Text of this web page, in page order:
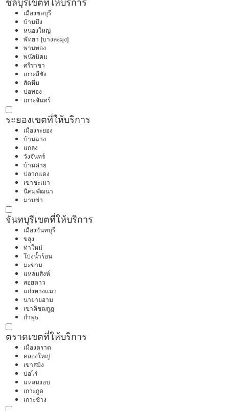
เมืองชลบุรี
บ้านบึง
หนองใหญ่
พัทยา [บางละมุง]
พานทอง
พนัสนิคม
ศรีราชา
เกาะสีชัง
สัตหีบ
บ่อทอง
เกาะจันทร์
ระยองเขตที่ให้บริการ
เมืองระยอง
บ้านฉาง
แกลง
วังจันทร์
บ้านค่าย
ปลวกแดง
เขาชะเมา
นิคมพัฒนา
มาบข่า
จันทบุรีเขตที่ให้บริการ
เมืองจันทบุรี
ขลุง
ท่าใหม่
โป่งน้ำร้อน
มะขาม
แหลมสิงห์
สอยดาว
แก่งหางแมว
นายายอาม
เขาคิชฌกูฏ
กำพุธ
ตราดเขตที่ให้บริการ
เมืองตราด
คลองใหญ่
เขาสมิง
บ่อไร่
แหลมงอบ
เกาะกูด
เกาะช้าง